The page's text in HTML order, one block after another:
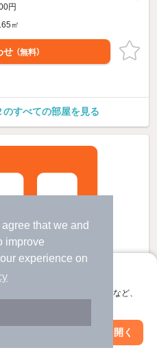
that we and
improve
experience on
サクお部屋探し
マップ検索やお気に入り保存など、
アプリを開く
円
㎡
せ （無料）
すべての部屋を見る
絞り込み条件を変更